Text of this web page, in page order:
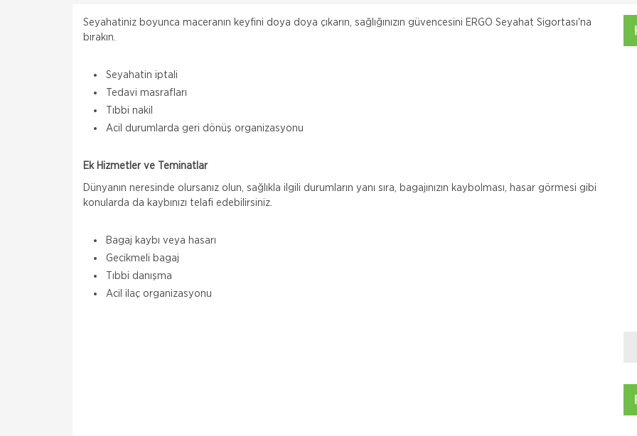
Seyahatiniz boyunca maceranın keyfini doya doya çıkarın, sağlığınızın güvencesini ERGO Seyahat Sigortası'na
bırakın.
Seyahatin iptali
Tedavi masrafları
Tıbbi nakil
Acil durumlarda geri dönüş organizasyonu
Ek Hizmetler ve Teminatlar
Dünyanın neresinde olursanız olun, sağlıkla ilgili durumların yanı sıra, bagajınızın kaybolması, hasar görmesi gibi
konularda da kaybınızı telafi edebilirsiniz.
Bagaj kaybı veya hasarı
Gecikmeli bagaj
Tıbbi danışma
Acil ilaç organizasyonu